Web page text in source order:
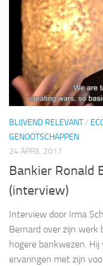
BLIJVEND RELEVANT/
GENOOTSCHAPPEN
24 APRIL 2017
Bankier Ronald
(interview)
Interview door Irma
Bernard over zijn
hogere bankwezen.
ervaringen met zijn